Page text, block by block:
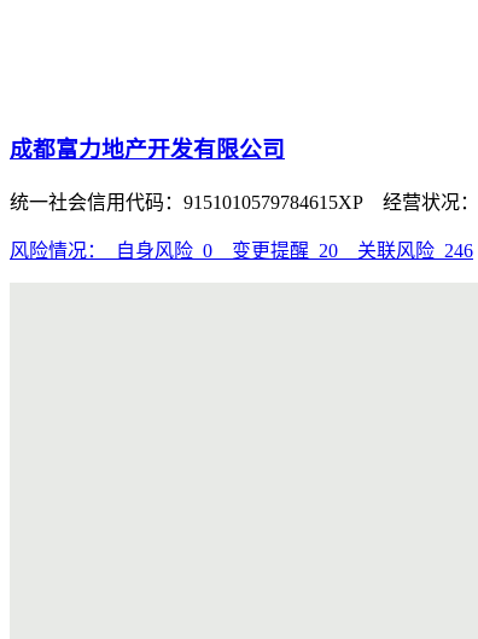
成都富力地产开发有限公司
统一社会信用代码：9151010579784615XP 经营状况
风险情况： 自身风险 0 变更提醒 20 关联风险 246